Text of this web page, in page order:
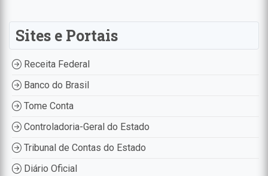
Sites e Portais
Receita Federal
Banco do Brasil
Tome Conta
Controladoria-Geral do Estado
Tribunal de Contas do Estado
Diário Oficial